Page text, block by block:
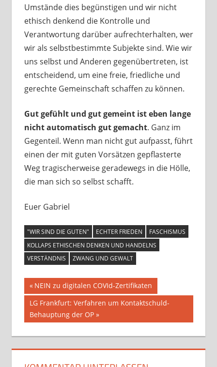
Umstände dies begünstigen und wir nicht
ethisch denkend die Kontrolle und
Verantwortung darüber aufrechterhalten, wer
wir als selbstbestimmte Subjekte sind. Wie wir
uns selbst und Anderen gegenübertreten, ist
entscheidend, um eine freie, friedliche und
gerechte Gemeinschaft schaffen zu können.
Gut gefühlt und gut gemeint ist eben lange
nicht automatisch gut gemacht. Ganz im
Gegenteil. Wenn man nicht gut aufpasst, führt
einen der mit guten Vorsätzen gepflasterte
Weg tragischerweise geradewegs in die Hölle,
die man sich so selbst schafft.
Euer Gabriel
"WIR SIND DIE GUTEN" ECHTER FRIEDEN
FASCHISMUS
KOLLAPS ETHISCHEN DENKEN UND HANDELNS
VERSTÄNDNIS
ZWANG UND GEWALT
Beitragsnavigation
Vorheriger
Beitrag:
NEIN zu digitalen COVId-Zertifikaten
Nächster
Beitrag:
LG Frankfurt: Verfahren um Kontaktschuld-
Behauptung der OP